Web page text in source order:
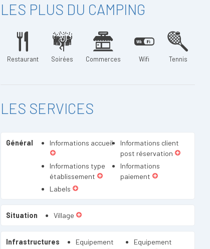
LES PLUS DU CAMPING
Restaurant Soirées Commerces Wifi Tennis
LES SERVICES
Général Informations accueil
Informations client
post réservation
Informations type
établissement
Informations
paiement
Labels
Situation Village
Infrastructures
Equipement
Equipement